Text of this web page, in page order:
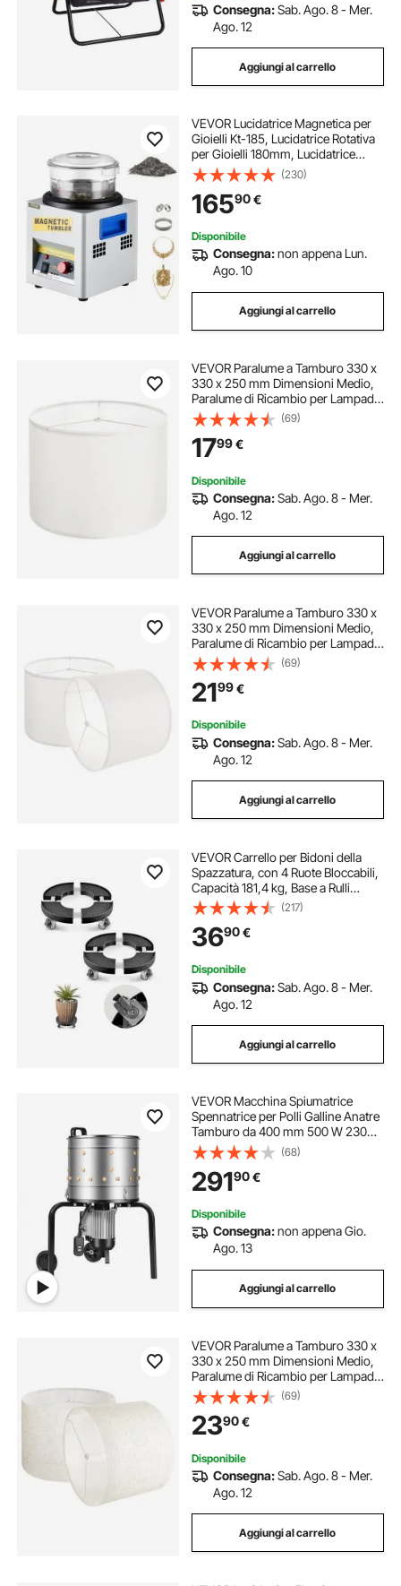
Consegna:Sab. Ago. 8 - Mer.
Ago. 12
Aggiungi al carrello
VEVOR Lucidatrice Magnetica per
Gioielli Kt-185, Lucidatrice Rotativa
per Gioielli 180mm, Lucidatrice
Professionale a Tamburo Rotante
con Rotazione Bidirezionale 2000
RPM, per Metallo Leggero
(230)
16590€
Disponibile
Consegna:non appena Lun.
Ago. 10
Aggiungi al carrello
VEVOR Paralume a Tamburo 330 x
330 x 250 mm Dimensioni Medio,
Paralume di Ricambio per Lampade
da Tavolo, Lampada da Terra
Lampada a Sospensione, Copri
Lampadine 1 Pezzo, Lino Bianco
Sporco
(69)
1799€
Disponibile
Consegna:Sab. Ago. 8 - Mer.
Ago. 12
Aggiungi al carrello
VEVOR Paralume a Tamburo 330 x
330 x 250 mm Dimensioni Medio,
Paralume di Ricambio per Lampade
da Tavolo, Lampada da Terra
Lampadina a Sospensione, Copri
Lampadine 2 Pezzi, Lino Bianco
Sporco
(69)
2199€
Disponibile
Consegna:Sab. Ago. 8 - Mer.
Ago. 12
Aggiungi al carrello
VEVOR Carrello per Bidoni della
Spazzatura, con 4 Ruote Bloccabili,
Capacità 181,4 kg, Base a Rulli
Rotonda, Regolabile 380-580 mm,
Carrello Piante a Tamburo per
Impieghi Gravosi Nero 2 Pezzi
(217)
3690€
Disponibile
Consegna:Sab. Ago. 8 - Mer.
Ago. 12
Aggiungi al carrello
VEVOR Macchina Spiumatrice
Spennatrice per Polli Galline Anatre
Tamburo da 400 mm 500 W 230
giri/min, Spiumatrice con 114 Dita
Morbide Ruote di Trasporto,
Spennatrice per 1-2 Pulcini
(68)
29190€
Disponibile
Consegna:non appena Gio.
Ago. 13
Aggiungi al carrello
VEVOR Paralume a Tamburo 330 x
330 x 250 mm Dimensioni Medio,
Paralume di Ricambio per Lampade
da Tavolo, Lampada da Terra
Lampadina a Sospensione, Copri
Lampadine 2 Pezzi, Lino Chiaro
(69)
2390€
Disponibile
Consegna:Sab. Ago. 8 - Mer.
Ago. 12
Aggiungi al carrello